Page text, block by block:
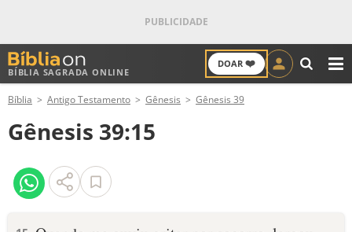
BÍBLIA SAGRADA ONLINE
DOAR ❤️
ANTIGO TESTAMENTO
NOVO TESTAMENTO
VERSÍCULOS
Bíblia Antigo Testamento Gênesis Gênesis 39
Gênesis 39:15